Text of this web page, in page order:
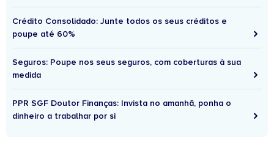
Crédito Consolidado: Junte todos os seus créditos e
poupe até 60%
Seguros: Poupe nos seus seguros, com coberturas à sua
medida
PPR SGF Doutor Finanças: Invista no amanhã, ponha o
dinheiro a trabalhar por si